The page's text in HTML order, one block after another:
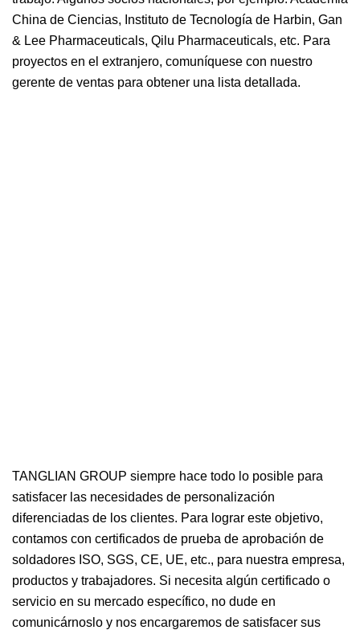
China de Ciencias, Instituto de Tecnología de Harbin, Gan
& Lee Pharmaceuticals, Qilu Pharmaceuticals, etc. Para
proyectos en el extranjero, comuníquese con nuestro
gerente de ventas para obtener una lista detallada.
TANGLIAN GROUP siempre hace todo lo posible para
satisfacer las necesidades de personalización
diferenciadas de los clientes. Para lograr este objetivo,
contamos con certificados de prueba de aprobación de
soldadores ISO, SGS, CE, UE, etc., para nuestra empresa,
productos y trabajadores. Si necesita algún certificado o
servicio en su mercado específico, no dude en
comunicárnoslo y nos encargaremos de satisfacer sus